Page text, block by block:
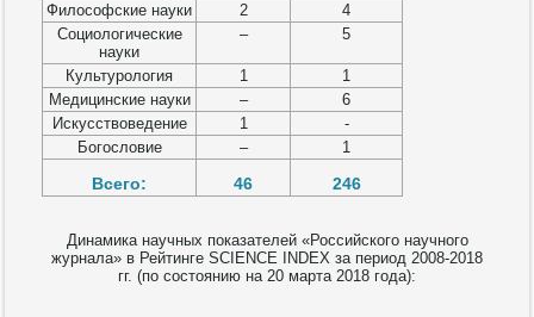
Философские науки
2
4
Социологические
науки
– 5
Культурология 1
1
Медицинские науки
–
6
Искусствоведение
1
-
Богословие
– 1
Всего: 46 246
Динамика научных показателей «Российского научного
журнала» в Рейтинге SCIENCE INDEX за период 2008-2018
гг. (по состоянию на 20 марта 2018 года):